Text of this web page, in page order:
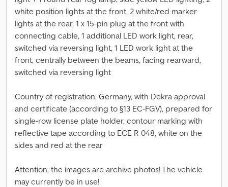
white position lights at the front, 2 white/red marker
lights at the rear, 1 x 15-pin plug at the front with
connecting cable, 1 additional LED work light, rear,
switched via reversing light, 1 LED work light at the
front, centrally between the beams, facing rearward,
switched via reversing light
Country of registration: Germany, with Dekra approval
and certificate (according to §13 EC-FGV), prepared for
single-row license plate holder, contour marking with
reflective tape according to ECE R 048, white on the
sides and red at the rear
Attention, the images are archive photos! The vehicle
may currently be in use!